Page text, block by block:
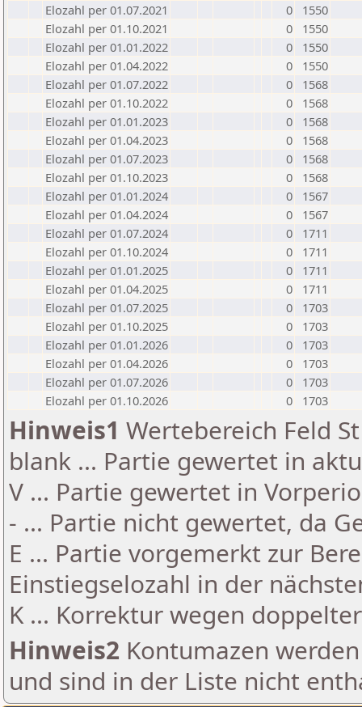
Elozahl per 01.07.2021
0
1550
Elozahl per 01.10.2021
0
1550
Elozahl per 01.01.2022
0
1550
Elozahl per 01.04.2022
0
1550
Elozahl per 01.07.2022
0
1568
Elozahl per 01.10.2022
0
1568
Elozahl per 01.01.2023
0
1568
Elozahl per 01.04.2023
0
1568
Elozahl per 01.07.2023
0
1568
Elozahl per 01.10.2023
0
1568
Elozahl per 01.01.2024
0
1567
Elozahl per 01.04.2024
0
1567
Elozahl per 01.07.2024
0
1711
Elozahl per 01.10.2024
0
1711
Elozahl per 01.01.2025
0
1711
Elozahl per 01.04.2025
0
1711
Elozahl per 01.07.2025
0
1703
Elozahl per 01.10.2025
0
1703
Elozahl per 01.01.2026
0
1703
Elozahl per 01.04.2026
0
1703
Elozahl per 01.07.2026
0
1703
Elozahl per 01.10.2026
0 1703
Hinweis1 Wertebereich Feld
blank ... Partie gewertet in
V ... Partie gewertet in
- ... Partie nicht gewertet, da
E ... Partie vorgemerkt zur
Einstiegselozahl in der
K ... Korrektur wegen
Hinweis2 Kontumazen
und sind in der Liste nicht